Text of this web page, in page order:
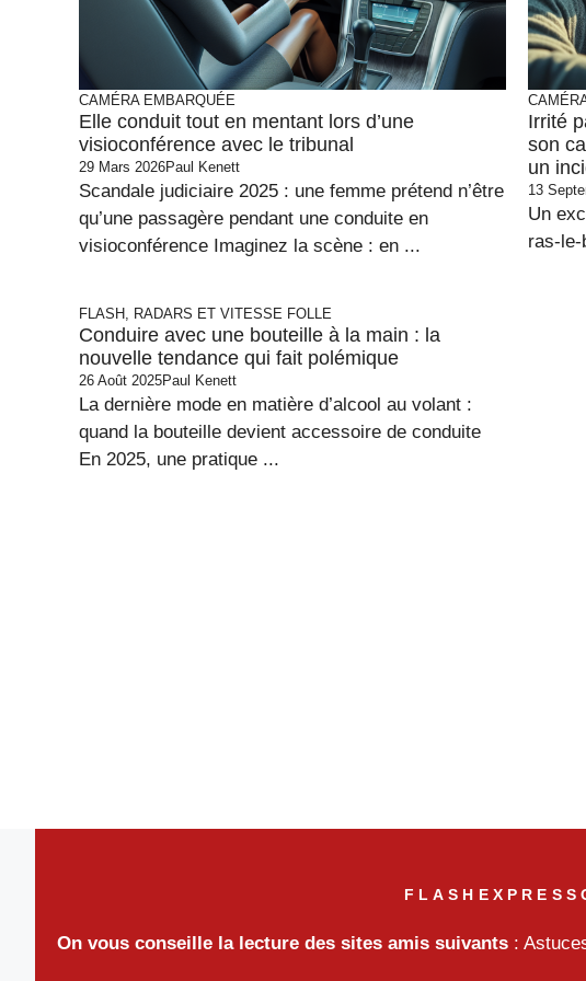
CAMÉRA EMBARQUÉE
Elle conduit tout en mentant lors d’une
visioconférence avec le tribunal
29 Mars 2026Paul Kenett
Scandale judiciaire 2025 : une femme prétend n’être
qu’une passagère pendant une conduite en
visioconférence Imaginez la scène : en ...
Irrité
son
un
13
Un
ras-le-
FLASH, RADARS ET VITESSE FOLLE
Conduire avec une bouteille à la main : la
nouvelle tendance qui fait polémique
26 Août 2025Paul Kenett
La dernière mode en matière d’alcool au volant :
quand la bouteille devient accessoire de conduite
En 2025, une pratique ...
On vous conseille la lecture des sites amis suivants :